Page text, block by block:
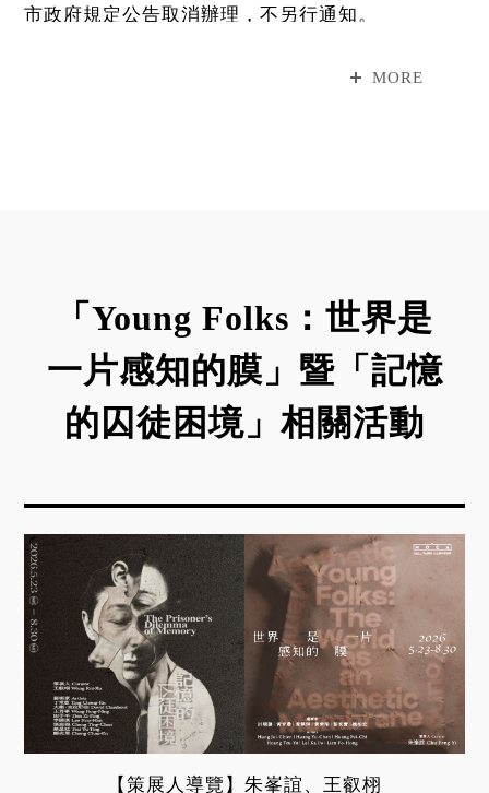
市政府規定公告取消辦理，不另行通知。
取消或改以其他方式辦理，將於本館官網與FB另行
MORE
「Young Folks：世界是
一片感知的膜」暨「記憶
的囚徒困境」相關活動
【策展人導覽】朱峯誼、王叡栩